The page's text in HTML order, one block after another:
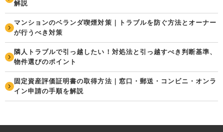
解説
マンションのベランダ喫煙対策｜トラブルを防ぐ方法とオーナー
が行うべき対策
隣人トラブルで引っ越したい！対処法と引っ越すべき判断基準、
物件選びのポイント
固定資産評価証明書の取得方法｜窓口・郵送・コンビニ・オンラ
イン申請の手順を解説